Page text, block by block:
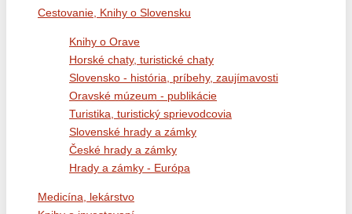
Cestovanie, Knihy o Slovensku
Knihy o Orave
Horské chaty, turistické chaty
Slovensko - história, príbehy, zaujímavosti
Oravské múzeum - publikácie
Turistika, turistický sprievodcovia
Slovenské hrady a zámky
České hrady a zámky
Hrady a zámky - Európa
Medicína, lekárstvo